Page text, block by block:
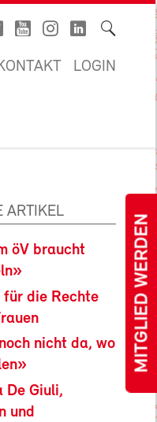
MITGLIED WERDEN
LOGIN
ARTIKEL
öV braucht
für die Rechte
nicht da, wo
De Giuli,
und